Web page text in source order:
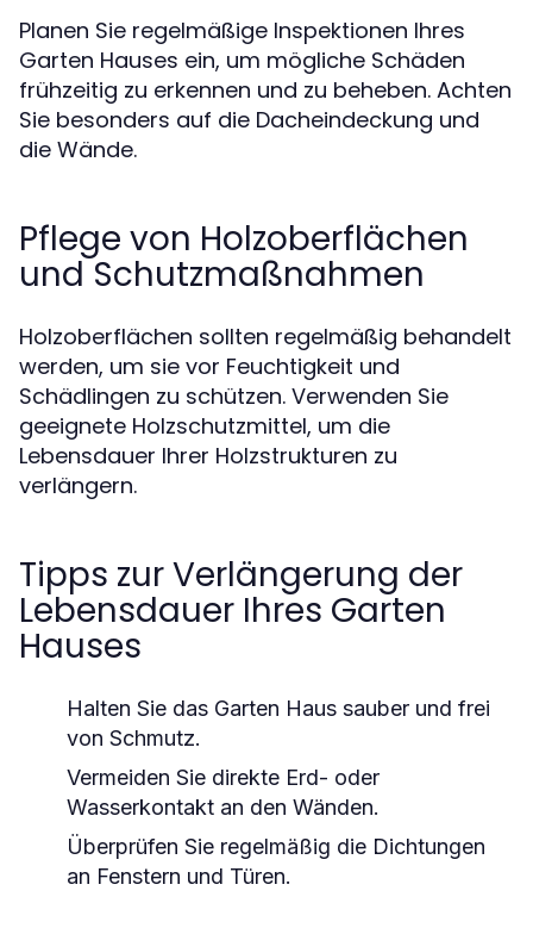
Planen Sie regelmäßige Inspektionen Ihres
Garten Hauses ein, um mögliche Schäden
frühzeitig zu erkennen und zu beheben. Achten
Sie besonders auf die Dacheindeckung und
die Wände.
Pflege von Holzoberflächen
und Schutzmaßnahmen
Holzoberflächen sollten regelmäßig behandelt
werden, um sie vor Feuchtigkeit und
Schädlingen zu schützen. Verwenden Sie
geeignete Holzschutzmittel, um die
Lebensdauer Ihrer Holzstrukturen zu
verlängern.
Tipps zur Verlängerung der
Lebensdauer Ihres Garten
Hauses
Halten Sie das Garten Haus sauber und frei
von Schmutz.
Vermeiden Sie direkte Erd- oder
Wasserkontakt an den Wänden.
Überprüfen Sie regelmäßig die Dichtungen
an Fenstern und Türen.